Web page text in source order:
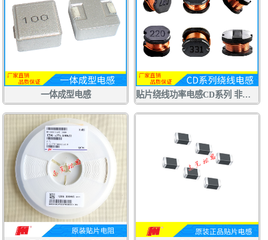
一体成型电感 贴片绕线功率电感CD系列 非屏蔽